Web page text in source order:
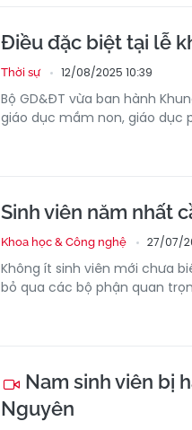
Điều đặc biệt tại lễ
Thời sự 12/08/2025 10:39
Bộ GD&ĐT vừa ban hành
giáo dục mầm non, giáo dục
Sinh viên năm nhất
Khoa học & Công nghệ 27/07/
Không ít sinh viên mới chưa
bỏ qua các bộ phận quan
Nam sinh viên bị
Nguyên